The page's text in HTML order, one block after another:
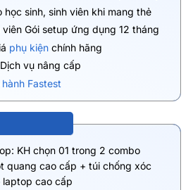
học sinh, sinh viên khi mang thẻ
Gói setup ứng dụng 12 tháng
phụ kiện chính hãng
vụ nâng cấp
Fastest
KH chọn 01 trong 2 combo
quang cao cấp + túi chống xóc
laptop cao cấp